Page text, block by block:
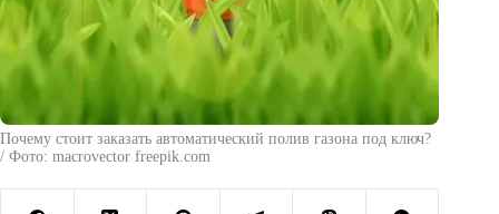
Почему стоит заказать автоматический полив газона под ключ?
/ Фото: macrovector freepik.com